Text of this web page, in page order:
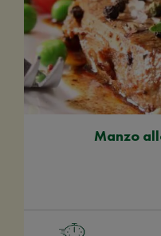
Manzo